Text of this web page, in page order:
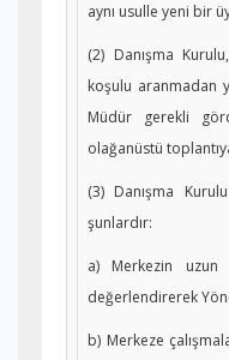
aynı usulle yeni bir
(2) Danışma
koşulu aranmadan
Müdür gerekli
olağanüstü
(3) Danışma
şunlardır:
a) Merkezin uzun
değerlendirerek
b) Merkeze